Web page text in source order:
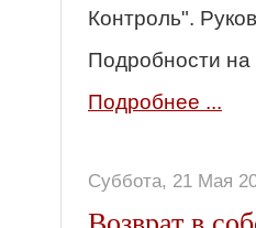
Контроль".
Подробности
Подробнее ...
Суббота, 21 Мая